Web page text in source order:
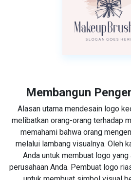
Membangun
Alasan utama mendesain logo
melibatkan orang-orang terhadap
memahami bahwa orang
melalui lambang visualnya. Oleh
Anda untuk membuat logo yang
perusahaan Anda. Pembuat logo